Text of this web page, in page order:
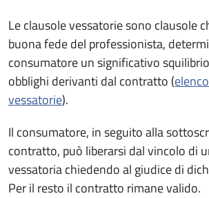
Le clausole vessatorie sono clausole
buona fede del professionista,
consumatore un significativo
obblighi derivanti dal contratto (
vessatorie).
Il consumatore, in seguito alla
contratto, può liberarsi dal vincolo di
vessatoria chiedendo al giudice di
Per il resto il contratto rimane valido.